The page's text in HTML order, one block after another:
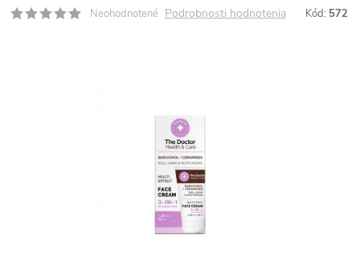
Neohodnotené Podrobnosti hodnotenia Kód: 572